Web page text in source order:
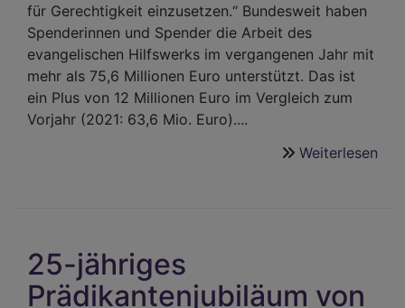
für Gerechtigkeit einzusetzen.“ Bundesweit haben
Spenderinnen und Spender die Arbeit des
evangelischen Hilfswerks im vergangenen Jahr mit
mehr als 75,6 Millionen Euro unterstützt. Das ist
ein Plus von 12 Millionen Euro im Vergleich zum
Vorjahr (2021: 63,6 Mio. Euro)....
Weiterlesen
25-jähriges
Prädikantenjubiläum von